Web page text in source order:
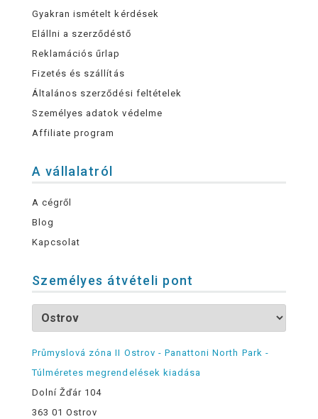
Gyakran ismételt kérdések
Elállni a szerződéstő
Reklamációs űrlap
Fizetés és szállítás
Általános szerződési feltételek
Személyes adatok védelme
Affiliate program
A vállalatról
A cégről
Blog
Kapcsolat
Személyes átvételi pont
Průmyslová zóna II Ostrov - Panattoni North Park -
Túlméretes megrendelések kiadása
Dolní Žďár 104
363 01 Ostrov